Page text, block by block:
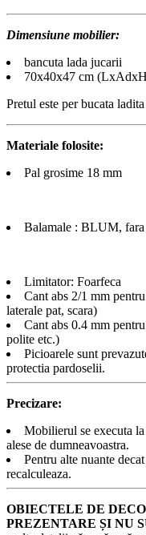
Dimensiune mobilier:
bancuta lada jucarii
70x40x47 cm
Pretul este per bucata
Materiale folosite:
Pal grosime 18 mm
Balamale : BLUM, fara
Limitator: Foarfeca
Cant abs 2/1 mm
laterale pat, scara)
Cant abs 0.4 mm
polite etc.)
Picioarele sunt
protectia pardoselii.
Precizare:
Mobilierul se executa
alese de dumneavoastra.
Pentru alte nuante
recalculeaza.
OBIECTELE DE
PREZENTARE ȘI NU